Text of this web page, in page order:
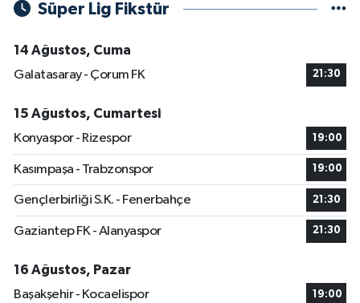
Süper Lig Fikstür
14 Ağustos, Cuma
Galatasaray - Çorum FK
21:30
15 Ağustos, Cumartesi
Konyaspor - Rizespor
19:00
Kasımpaşa - Trabzonspor 19:00
Gençlerbirliği S.K. - Fenerbahçe 21:30
Gaziantep FK - Alanyaspor 21:30
16 Ağustos, Pazar
Başakşehir - Kocaelispor
19:00